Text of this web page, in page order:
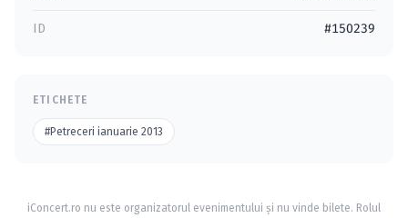
ID #150239
ETICHETE
#Petreceri ianuarie 2013
iConcert.ro nu este organizatorul evenimentului și nu vinde bilete. Rolul